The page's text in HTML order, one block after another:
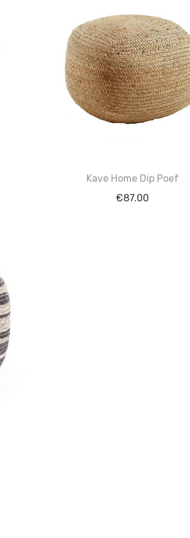
Kave Home Dip Poef
€87.00